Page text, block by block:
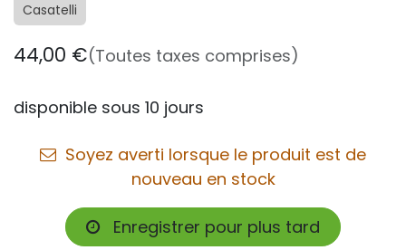
Casatelli
44,00 €(Toutes taxes comprises)
disponible sous 10 jours
Soyez averti lorsque le produit est de
nouveau en stock
Enregistrer pour plus tard